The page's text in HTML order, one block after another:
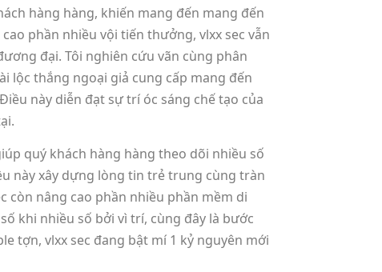
hàng hàng, khiến mang đến mang đến
phần nhiều vội tiến thưởng, vlxx sec vẫn
đại. Tôi nghiên cứu vãn cùng phân
lộc thắng ngoại giả cung cấp mang đến
này diễn đạt sự trí óc sáng chế tạo của
quý khách hàng hàng theo dõi nhiều số
này xây dựng lòng tin trẻ trung cùng tràn
còn nâng cao phần nhiều phần mềm di
khi nhiều số bởi vì trí, cùng đây là bước
tợn, vlxx sec đang bật mí 1 kỷ nguyên mới